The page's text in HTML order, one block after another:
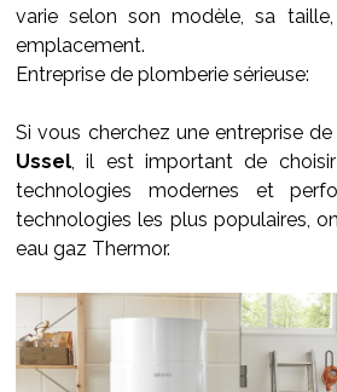
varie selon son modèle, sa
emplacement.
Entreprise de plomberie sérieuse:
Si vous cherchez une entreprise
Ussel, il est important de
technologies modernes et
technologies les plus populaires,
eau gaz Thermor.